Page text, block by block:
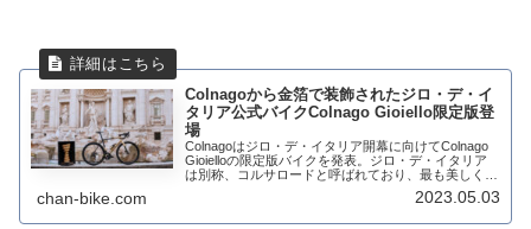
Colnagoから金箔で装飾されたジロ・デ・イ
タリア公式バイクColnago Gioiello限定版登
場
Colnagoはジロ・デ・イタリア開幕に向けてColnago
Gioielloの限定版バイクを発表。ジロ・デ・イタリア
は別称、コルサロードと呼ばれており、最も美しくタ
フなレースと言われており、宝石を表すGioielloの名
chan-bike.com 2023.05.03